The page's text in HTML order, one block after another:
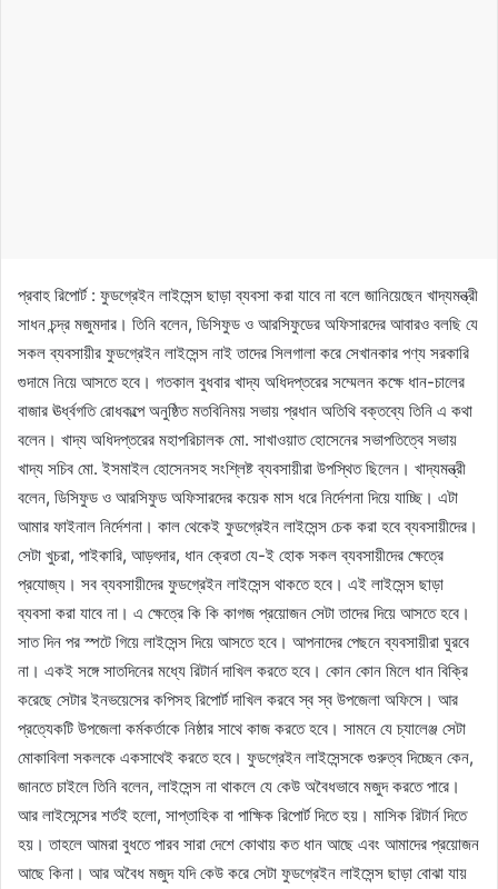
প্রবাহ রিপোর্ট : ফুডগ্রেইন লাইসেন্স ছাড়া ব্যবসা করা যাবে না বলে জানিয়েছেন খাদ্যমন্ত্রী
সাধন চন্দ্র মজুমদার। তিনি বলেন, ডিসিফুড ও আরসিফুডের অফিসারদের আবারও বলছি যে
সকল ব্যবসায়ীর ফুডগ্রেইন লাইসেন্স নাই তাদের সিলগালা করে সেখানকার পণ্য সরকারি
গুদামে নিয়ে আসতে হবে। গতকাল বুধবার খাদ্য অধিদপ্তরের সম্মেলন কক্ষে ধান-চালের
বাজার ঊর্ধ্বগতি রোধকল্পে অনুষ্ঠিত মতবিনিময় সভায় প্রধান অতিথি বক্তব্যে তিনি এ কথা
বলেন। খাদ্য অধিদপ্তরের মহাপরিচালক মো. সাখাওয়াত হোসেনের সভাপতিত্বে সভায়
খাদ্য সচিব মো. ইসমাইল হোসেনসহ সংশ্লিষ্ট ব্যবসায়ীরা উপস্থিত ছিলেন। খাদ্যমন্ত্রী
বলেন, ডিসিফুড ও আরসিফুড অফিসারদের কয়েক মাস ধরে নির্দেশনা দিয়ে যাচ্ছি। এটা
আমার ফাইনাল নির্দেশনা। কাল থেকেই ফুডগ্রেইন লাইসেন্স চেক করা হবে ব্যবসায়ীদের।
সেটা খুচরা, পাইকারি, আড়ৎদার, ধান ক্রেতা যে-ই হোক সকল ব্যবসায়ীদের ক্ষেত্রে
প্রযোজ্য। সব ব্যবসায়ীদের ফুডগ্রেইন লাইসেন্স থাকতে হবে। এই লাইসেন্স ছাড়া
ব্যবসা করা যাবে না। এ ক্ষেত্রে কি কি কাগজ প্রয়োজন সেটা তাদের দিয়ে আসতে হবে।
সাত দিন পর স্পটে গিয়ে লাইসেন্স দিয়ে আসতে হবে। আপনাদের পেছনে ব্যবসায়ীরা ঘুরবে
না। একই সঙ্গে সাতদিনের মধ্যে রিটার্ন দাখিল করতে হবে। কোন কোন মিলে ধান বিক্রি
করেছে সেটার ইনভয়েসের কপিসহ রিপোর্ট দাখিল করবে স্ব স্ব উপজেলা অফিসে। আর
প্রত্যেকটি উপজেলা কর্মকর্তাকে নিষ্ঠার সাথে কাজ করতে হবে। সামনে যে চ্যালেঞ্জ সেটা
মোকাবিলা সকলকে একসাথেই করতে হবে। ফুডগ্রেইন লাইসেন্সকে গুরুত্ব দিচ্ছেন কেন,
জানতে চাইলে তিনি বলেন, লাইসেন্স না থাকলে যে কেউ অবৈধভাবে মজুদ করতে পারে।
আর লাইসেন্সের শর্তই হলো, সাপ্তাহিক বা পাক্ষিক রিপোর্ট দিতে হয়। মাসিক রিটার্ন দিতে
হয়। তাহলে আমরা বুধতে পারব সারা দেশে কোথায় কত ধান আছে এবং আমাদের প্রয়োজন
আছে কিনা। আর অবৈধ মজুদ যদি কেউ করে সেটা ফুডগ্রেইন লাইসেন্স ছাড়া বোঝা যায়